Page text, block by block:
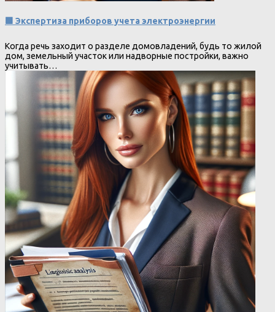
🟩 Экспертиза приборов учета электроэнергии
Когда речь заходит о разделе домовладений, будь то жилой
дом, земельный участок или надворные постройки, важно
учитывать…